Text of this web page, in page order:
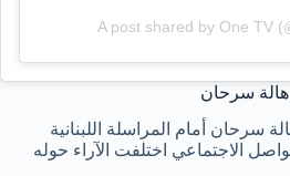
A post shared by One TV
سرحان
سرحان أمام المراسلة اللبنانية
الاجتماعي اختلفت الآراء حوله